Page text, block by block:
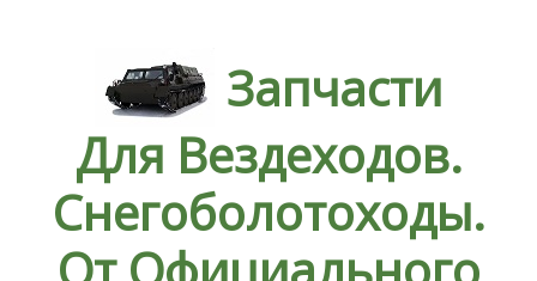
Запчасти
Для Вездеходов.
Снегоболотоходы.